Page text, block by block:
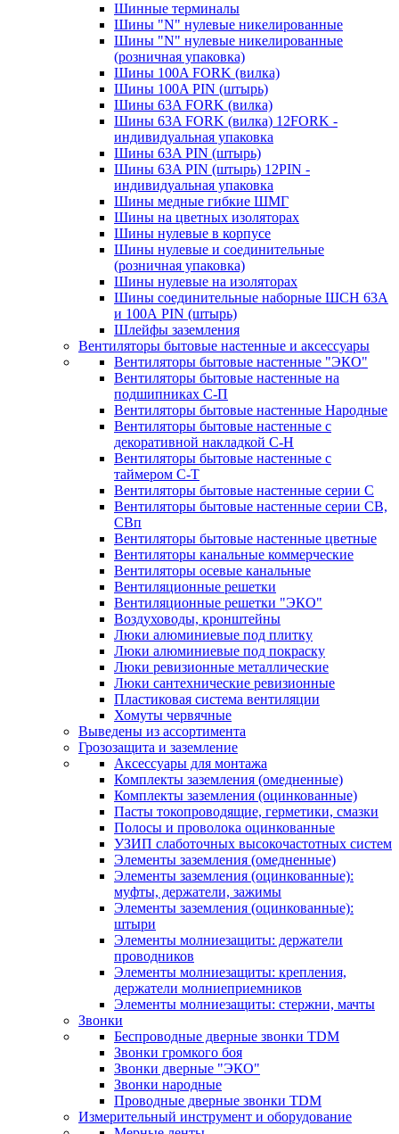
Шинные терминалы
Шины "N" нулевые никелированные
Шины "N" нулевые никелированные
(розничная упаковка)
Шины 100A FORK (вилка)
Шины 100A PIN (штырь)
Шины 63A FORK (вилка)
Шины 63A FORK (вилка) 12FORK -
индивидуальная упаковка
Шины 63A PIN (штырь)
Шины 63A PIN (штырь) 12PIN -
индивидуальная упаковка
Шины медные гибкие ШМГ
Шины на цветных изоляторах
Шины нулевые в корпусе
Шины нулевые и соединительные
(розничная упаковка)
Шины нулевые на изоляторах
Шины соединительные наборные ШСН 63A
и 100А PIN (штырь)
Шлейфы заземления
Вентиляторы бытовые настенные и аксессуары
Вентиляторы бытовые настенные "ЭКО"
Вентиляторы бытовые настенные на
подшипниках С-П
Вентиляторы бытовые настенные Народные
Вентиляторы бытовые настенные с
декоративной накладкой С-Н
Вентиляторы бытовые настенные с
таймером С-Т
Вентиляторы бытовые настенные серии С
Вентиляторы бытовые настенные серии СВ,
СВп
Вентиляторы бытовые настенные цветные
Вентиляторы канальные коммерческие
Вентиляторы осевые канальные
Вентиляционные решетки
Вентиляционные решетки "ЭКО"
Воздуховоды, кронштейны
Люки алюминиевые под плитку
Люки алюминиевые под покраску
Люки ревизионные металлические
Люки сантехнические ревизионные
Пластиковая система вентиляции
Хомуты червячные
Выведены из ассортимента
Грозозащита и заземление
Аксессуары для монтажа
Комплекты заземления (омедненные)
Комплекты заземления (оцинкованные)
Пасты токопроводящие, герметики, смазки
Полосы и проволока оцинкованные
УЗИП слаботочных высокочастотных систем
Элементы заземления (омедненные)
Элементы заземления (оцинкованные):
муфты, держатели, зажимы
Элементы заземления (оцинкованные):
штыри
Элементы молниезащиты: держатели
проводников
Элементы молниезащиты: крепления,
держатели молниеприемников
Элементы молниезащиты: стержни, мачты
Звонки
Беспроводные дверные звонки TDM
Звонки громкого боя
Звонки дверные "ЭКО"
Звонки народные
Проводные дверные звонки TDM
Измерительный инструмент и оборудование